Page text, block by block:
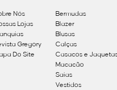
Nós
Lojas
Gregory
Do Site
Bermudas
Blazer
Blusas
Calças
Casacos e
Macacão
Saias
Vestidos